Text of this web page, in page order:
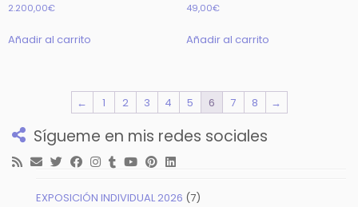
2.200,00€
Añadir al carrito
49,00€
Añadir al carrito
← 1 2 3 4 5 6 7 8 →
Sígueme en mis redes sociales
EXPOSICIÓN INDIVIDUAL 2026 77